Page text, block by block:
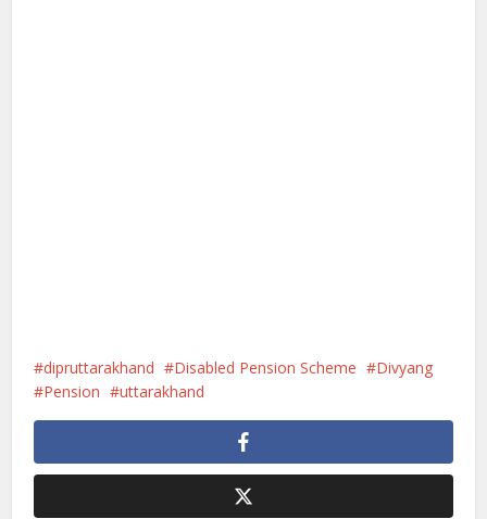
dipruttarakhand Disabled Pension Scheme
Divyang
Pension
uttarakhand